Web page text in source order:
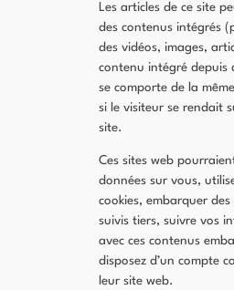
Les articles de ce site
des contenus intégrés
des vidéos, images,
contenu intégré depuis
se comporte de la
si le visiteur se rendait
site.
Ces sites web
données sur vous,
cookies, embarquer
suivis tiers, suivre vos
avec ces contenus
disposez d’un compte
leur site web.